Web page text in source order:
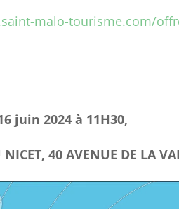
malo-tourisme.com/
juin 2024 à 11H30,
NICET, 40 AVENUE DE LA